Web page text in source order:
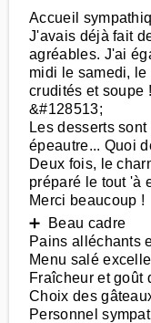
Accueil
J'avais déjà fait
agréables. J'ai
midi le samedi,
crudités et soupe
&#128513;
Les desserts
épeautre... Quoi
Deux fois, le
préparé le tout 'à
Merci beaucoup !
➕ Beau cadre
Pains alléchants
Menu salé
Fraîcheur et goût
Choix des
Personnel